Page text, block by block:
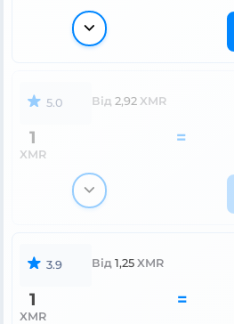
5.0 Від 2,92 XMR
1
XMR
=
3.9 Від 1,25 XMR
1
XMR
=